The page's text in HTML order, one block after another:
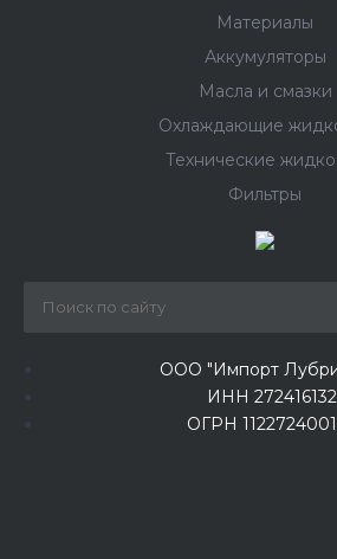
Материалы
Аккумуляторы
Масла и смазки
Охлаждающие
Технические
Фильтры
ООО "Импорт
ИНН
ОГРН